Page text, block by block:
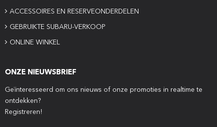
ACCESSOIRES EN RESERVEONDERDELEN
GEBRUIKTE SUBARU-VERKOOP
ONLINE WINKEL
ONZE NIEUWSBRIEF
Geïnteresseerd om ons nieuws of onze promoties in realtime te
ontdekken?
Registreren!